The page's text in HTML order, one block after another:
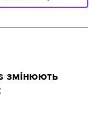
змінюють